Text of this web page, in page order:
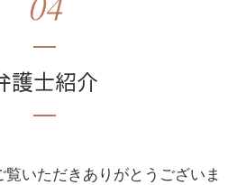
護士紹介
いただきありがとうございま